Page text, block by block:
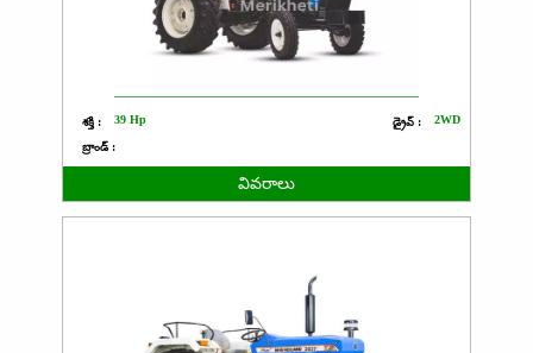
శక్తి : 39 Hp డ్రైవ్ : 2WD
బ్రాండ్ :
వివరాలు